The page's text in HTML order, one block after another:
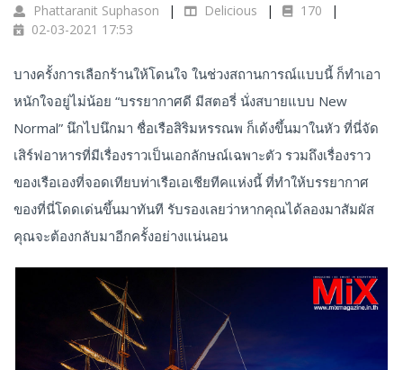
Phattaranit Suphason Delicious
170
02-03-2021 17:53
บางครั้งการเลือกร้านให้โดนใจ ในช่วงสถานการณ์แบบนี้ ก็ทำเอา
หนักใจอยู่ไม่น้อย “บรรยากาศดี มีสตอรี่ นั่งสบายแบบ New
Normal” นึกไปนึกมา ชื่อเรือสิริมหรรณพ ก็เด้งขึ้นมาในหัว ที่นี่จัด
เสิร์ฟอาหารที่มีเรื่องราวเป็นเอกลักษณ์เฉพาะตัว รวมถึงเรื่องราว
ของเรือเองที่จอดเทียบท่าเรือเอเชียทีคแห่งนี้ ที่ทำให้บรรยากาศ
ของที่นี่โดดเด่นขึ้นมาทันที รับรองเลยว่าหากคุณได้ลองมาสัมผัส
คุณจะต้องกลับมาอีกครั้งอย่างแน่นอน